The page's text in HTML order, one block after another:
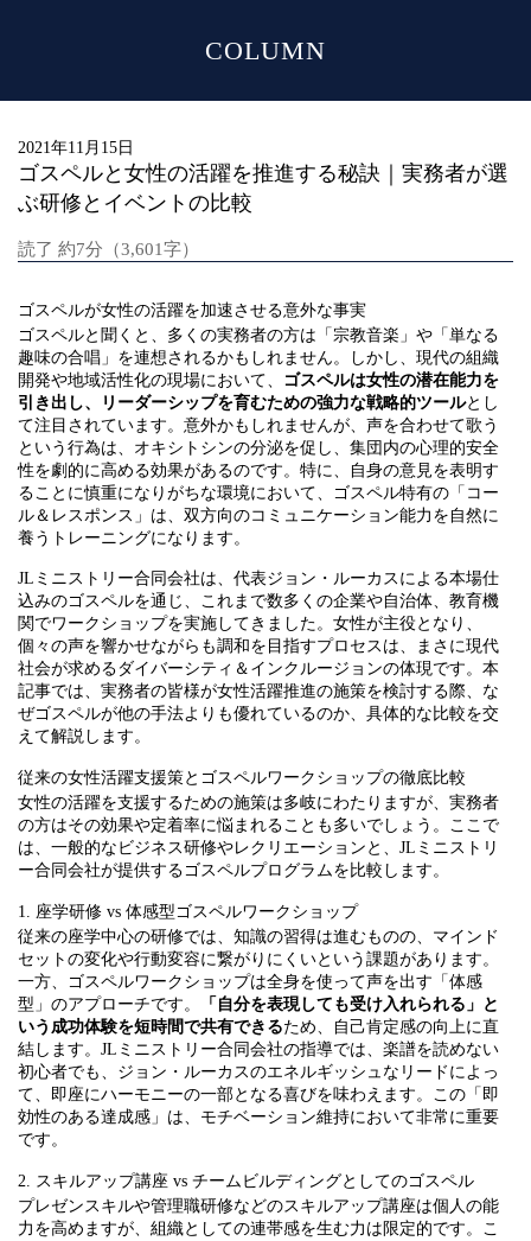
COLUMN
2021年11月15日
ゴスペルと女性の活躍を推進する秘訣｜実務者が選
ぶ研修とイベントの比較
読了 約7分（3,601字）
ゴスペルが女性の活躍を加速させる意外な事実
ゴスペルと聞くと、多くの実務者の方は「宗教音楽」や「単なる
趣味の合唱」を連想されるかもしれません。しかし、現代の組織
開発や地域活性化の現場において、 ゴスペルは女性の潜在能力を
引き出し、リーダーシップを育むための強力な戦略的ツールとし
て注目されています。意外かもしれませんが、声を合わせて歌う
という行為は、オキシトシンの分泌を促し、集団内の心理的安全
性を劇的に高める効果があるのです。特に、自身の意見を表明す
ることに慎重になりがちな環境において、ゴスペル特有の「コー
ル＆レスポンス」は、双方向のコミュニケーション能力を自然に
養うトレーニングになります。
JLミニストリー合同会社は、代表ジョン・ルーカスによる本場仕
込みのゴスペルを通じ、これまで数多くの企業や自治体、教育機
関でワークショップを実施してきました。女性が主役となり、
個々の声を響かせながらも調和を目指すプロセスは、まさに現代
社会が求めるダイバーシティ＆インクルージョンの体現です。本
記事では、実務者の皆様が女性活躍推進の施策を検討する際、な
ぜゴスペルが他の手法よりも優れているのか、具体的な比較を交
えて解説します。
従来の女性活躍支援策とゴスペルワークショップの徹底比較
女性の活躍を支援するための施策は多岐にわたりますが、実務者
の方はその効果や定着率に悩まれることも多いでしょう。ここで
は、一般的なビジネス研修やレクリエーションと、JLミニストリ
ー合同会社が提供するゴスペルプログラムを比較します。
1. 座学研修 vs 体感型ゴスペルワークショップ
従来の座学中心の研修では、知識の習得は進むものの、マインド
セットの変化や行動変容に繋がりにくいという課題があります。
一方、ゴスペルワークショップは全身を使って声を出す「体感
型」のアプローチです。
「自分を表現しても受け入れられる」と
いう成功体験を短時間で共有できるため、自己肯定感の向上に直
結します。JLミニストリー合同会社の指導では、楽譜を読めない
初心者でも、ジョン・ルーカスのエネルギッシュなリードによっ
て、即座にハーモニーの一部となる喜びを味わえます。この「即
効性のある達成感」は、モチベーション維持において非常に重要
です。
2. スキルアップ講座 vs チームビルディングとしてのゴスペル
プレゼンスキルや管理職研修などのスキルアップ講座は個人の能
力を高めますが、組織としての連帯感を生む力は限定的です。こ